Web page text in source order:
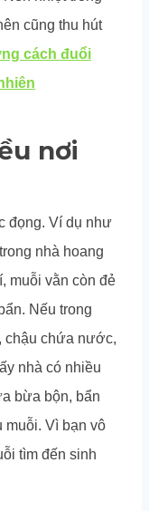
cũng thu hút
cách đuổi
nơi
đọng. Ví dụ như
nhà hoang
muỗi vằn còn đẻ
Nếu trong
chậu chứa nước,
nhà có nhiều
bừa bộn, bẩn
muỗi. Vì bạn vô
tìm đến sinh